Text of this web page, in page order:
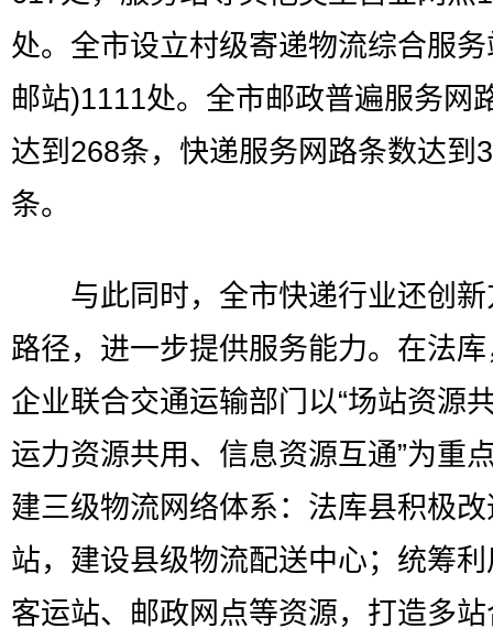
处。全市设立村级寄递物流综合服
邮站)1111处。全市邮政普遍服务网
达到268条，快递服务网路条数达到
条。
与此同时，全市快递行业还创新
路径，进一步提供服务能力。在法
企业联合交通运输部门以“场站资源
运力资源共用、信息资源互通”为重
建三级物流网络体系：法库县积极
站，建设县级物流配送中心；统筹
客运站、邮政网点等资源，打造多